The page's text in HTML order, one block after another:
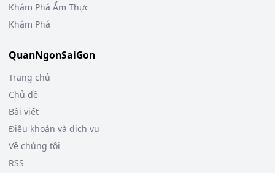
Khám Phá Ẩm Thực
Khám Phá
QuanNgonSaiGon
Trang chủ
Chủ đề
Bài viết
Điều khoản và dịch vụ
Về chúng tôi
RSS